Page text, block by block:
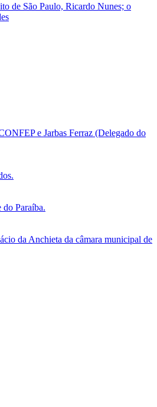
de São Paulo, Ricardo Nunes; o
e Jarbas Ferraz (Delegado do
Paraíba.
da Anchieta da câmara municipal de